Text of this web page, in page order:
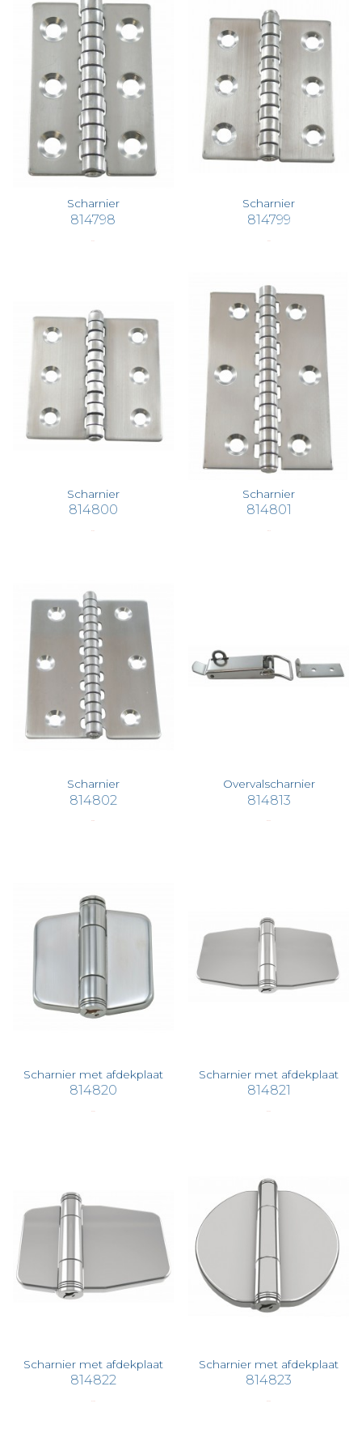
Scharnier
814798
Scharnier
814799
Scharnier
814800
Scharnier
814801
Scharnier
814802
Overvalscharnier
814813
Scharnier met afdekplaat
814820
Scharnier met afdekplaat
814821
Scharnier met afdekplaat
814822
Scharnier met afdekplaat
814823